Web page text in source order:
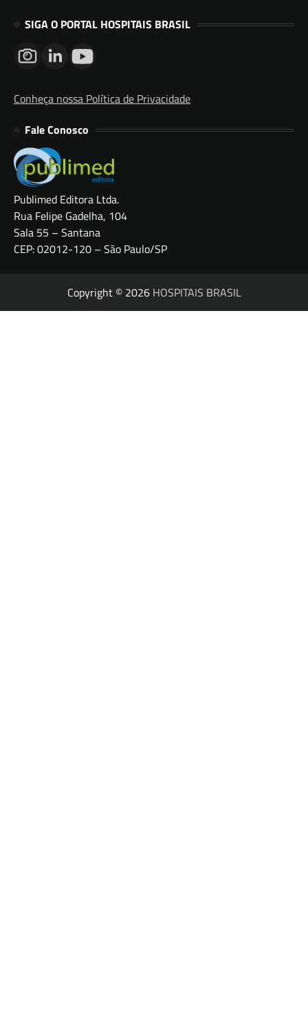
SIGA O PORTAL HOSPITAIS BRASIL
Conheça nossa Política de Privacidade
Fale Conosco
Publimed Editora Ltda.
Rua Felipe Gadelha, 104
Sala 55 – Santana
CEP: 02012-120 – São Paulo/SP
Copyright © 2026 HOSPITAIS BRASIL